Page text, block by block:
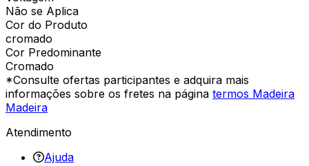
Não se Aplica
Cor do Produto
cromado
Cor Predominante
Cromado
*Consulte ofertas participantes e adquira mais
informações sobre os fretes na página termos Madeira
Madeira
Atendimento
Ajuda